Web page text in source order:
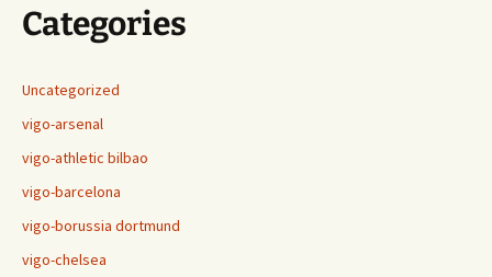
Categories
Uncategorized
vigo-arsenal
vigo-athletic bilbao
vigo-barcelona
vigo-borussia dortmund
vigo-chelsea